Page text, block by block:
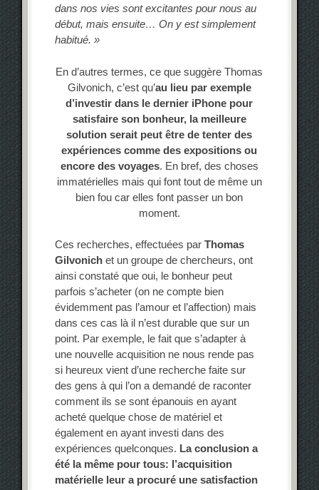
dans nos vies sont excitantes pour nous au
début, mais ensuite… On y est simplement
habitué. »
En d’autres termes, ce que suggère Thomas
Gilvonich, c’est qu’au lieu par exemple
d’investir dans le dernier iPhone pour
satisfaire son bonheur, la meilleure
solution serait peut être de tenter des
expériences comme des expositions ou
encore des voyages. En bref, des choses
immatérielles mais qui font tout de même un
bien fou car elles font passer un bon
moment.
Ces recherches, effectuées par Thomas
Gilvonich et un groupe de chercheurs, ont
ainsi constaté que oui, le bonheur peut
parfois s’acheter (on ne compte bien
évidemment pas l’amour et l’affection) mais
dans ces cas là il n’est durable que sur un
point. Par exemple, le fait que s’adapter à
une nouvelle acquisition ne nous rende pas
si heureux vient d’une recherche faite sur
des gens à qui l’on a demandé de raconter
comment ils se sont épanouis en ayant
acheté quelque chose de matériel et
également en ayant investi dans des
expériences quelconques. La conclusion a
été la même pour tous: l’acquisition
matérielle leur a procuré une satisfaction